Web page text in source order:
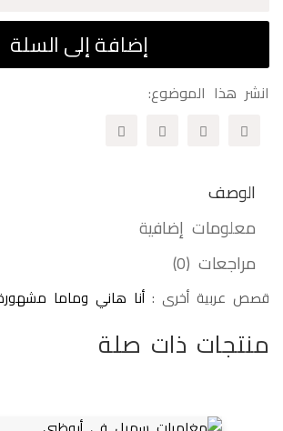
المستوى
الأول
إضافة إلى السلة
انشر هذا الموضوع:
الوصف
معلومات إضافية
مراجعات (0)
قصص عربية أخرى : أنا هاني وماما مشهورة
منتجات ذات صلة